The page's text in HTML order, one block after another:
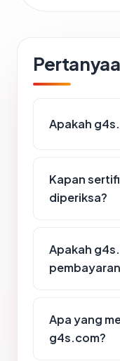
Apakah
Kapan
diperiksa?
Apakah
Apa yang
g4s.com?